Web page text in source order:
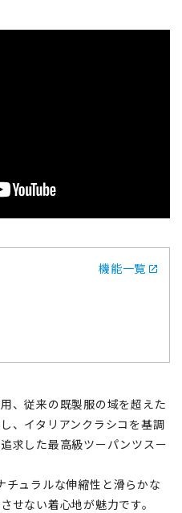
機能一覧
、従来の既製服の域を超えた
、イタリアンクラシコを基調
求した最高級ツーパンツスー
ュラルな伸縮性と滑らかな
せない着心地が魅力です。